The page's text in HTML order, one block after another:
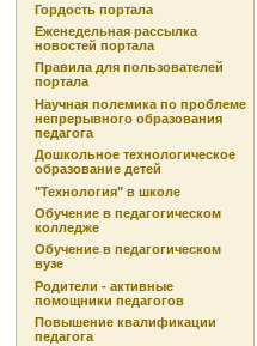
Гордость портала
Еженедельная рассылка
новостей портала
Правила для пользователей
портала
Научная полемика по проблеме
непрерывного образования
педагога
Дошкольное технологическое
образование детей
"Технология" в школе
Обучение в педагогическом
колледже
Обучение в педагогическом
вузе
Родители - активные
помощники педагогов
Повышение квалификации
педагога